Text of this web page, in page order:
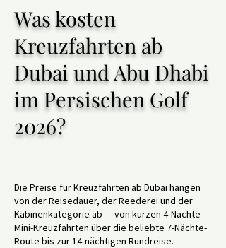
Was kosten
Kreuzfahrten ab
Dubai und Abu Dhabi
im Persischen Golf
2026?
Die Preise für Kreuzfahrten ab Dubai hängen
von der Reisedauer, der Reederei und der
Kabinenkategorie ab — von kurzen 4-Nächte-
Mini-Kreuzfahrten über die beliebte 7-Nächte-
Route bis zur 14-nächtigen Rundreise.